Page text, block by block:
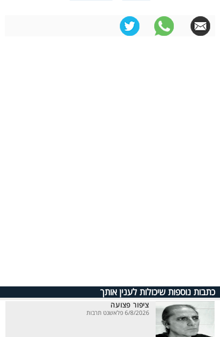
כתבות נוספות שיכולות לענין אותך
ציפור פצועה
6/8/2026 פלאשנט תרבות